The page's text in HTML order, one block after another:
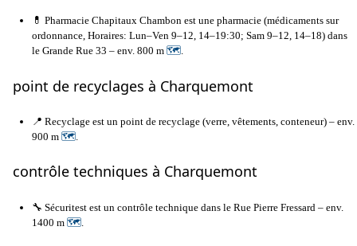
💊 Pharmacie Chapitaux Chambon est une pharmacie (médicaments sur
ordonnance, Horaires: Lun–Ven 9–12, 14–19:30; Sam 9–12, 14–18) dans
le Grande Rue 33 – env. 800 m 🗺.
point de recyclages à Charquemont
📍 Recyclage est un point de recyclage (verre, vêtements, conteneur) – env.
900 m 🗺
contrôle techniques à Charquemont
🔧 Sécuritest est un contrôle technique dans le Rue Pierre Fressard – env.
1400 m 🗺